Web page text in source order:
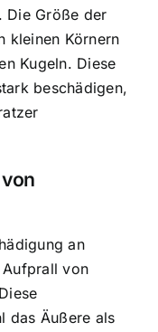
Die Größe der
kleinen Körnern
Kugeln. Diese
beschädigen,
an
von
das Äußere als